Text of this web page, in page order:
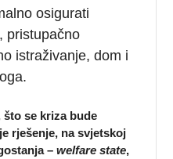
osigurati
pristupačno
istraživanje, dom i
se kriza bude
rješenje, na svjetskoj
–welfare state,